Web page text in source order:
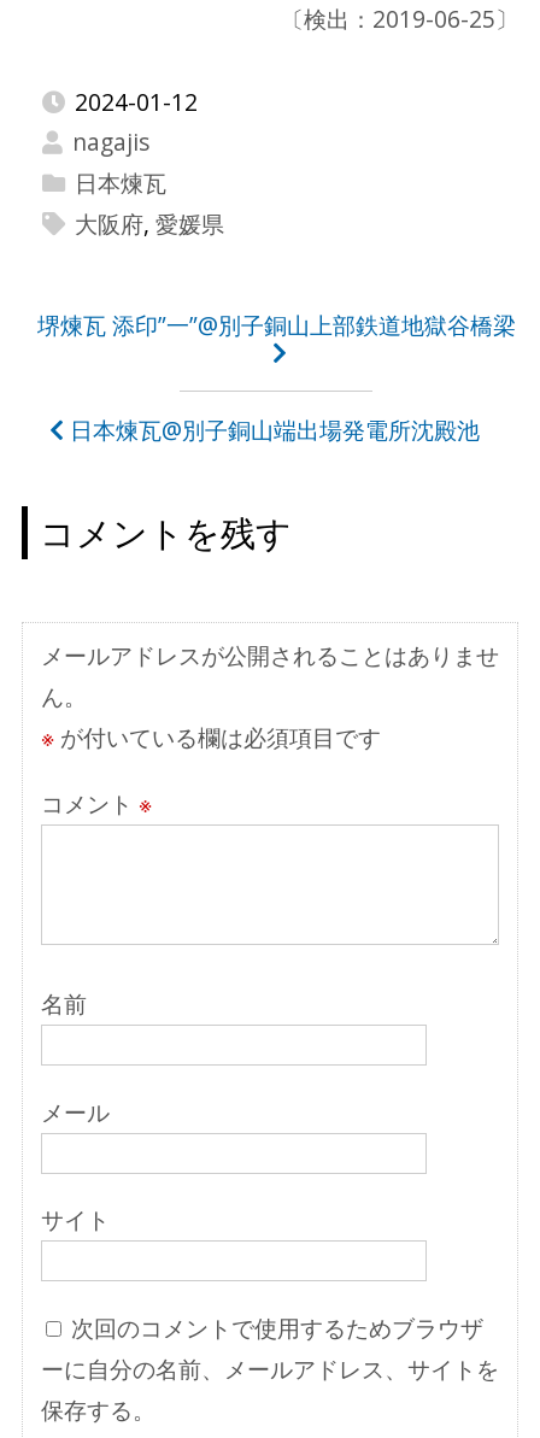
〔検出：2019-06-25〕
2024-01-12
nagajis
日本煉瓦
大阪府, 愛媛県
投
ナ
ゲ
ー
ョ
ン
堺煉瓦 添印”一”@別子銅山上部鉄道地獄谷橋梁
日本煉瓦@別子銅山端出場発電所沈殿池
コメントを残す
メールアドレスが公開されることはありませ
ん。
※が付いている欄は必須項目です
コメント ※
名前
メール
サイト
次回のコメントで使用するためブラウザ
ーに自分の名前、メールアドレス、サイトを
保存する。